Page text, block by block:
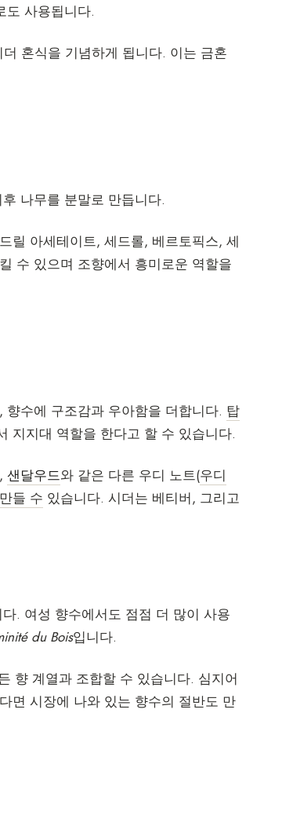
도 사용됩니다.
혼식을 기념하게 됩니다. 이는 금혼
나무를 분말로 만듭니다.
릴 아세테이트, 세드롤, 베르토픽스, 세
수 있으며 조향에서 흥미로운 역할을
향수에 구조감과 우아함을 더합니다. 탑
지지대 역할을 한다고 할 수 있습니다.
, 샌달우드와 같은 다른 우디 노트(우디
들 수 있습니다. 시더는 베티버, 그리고
. 여성 향수에서도 점점 더 많이 사용
du Bois입니다.
향 계열과 조합할 수 있습니다. 심지어
면 시장에 나와 있는 향수의 절반도 만